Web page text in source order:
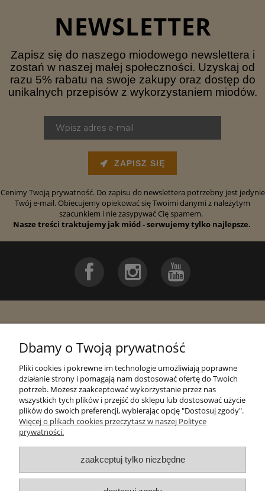
NEWSLETTER
Zapisz się do naszego miodowego newslettera i
zostań w naszej małej społeczności. Uzyskaj od
razu 5% rabatu na swoje zakupy oraz dostęp do
unikalnych przepisów z wykorzystaniem miodów.
ZAPISZ SIĘ
Cenimy Twoją prywatność. Do zapisu do newslettera potrzebny jest jedynie
Twój e-mail. Obiecujemy opiekować się Twoimi danymi z należytym
szacunkiem i nie zasypywać Cię spamem.
Nasze treści traktujemy jak miód - serwujemy tylko najlepsze.
Moje konto
Płatności i dostawa
Informacje
Dbamy o Twoją prywatność
Pliki cookies i pokrewne im technologie umożliwiają poprawne
działanie strony i pomagają nam dostosować ofertę do Twoich
potrzeb. Możesz zaakceptować wykorzystanie przez nas
wszystkich tych plików i przejść do sklepu lub dostosować użycie
plików do swoich preferencji, wybierając opcję "Dostosuj zgody".
Więcej o plikach cookies przeczytasz w naszej Polityce
prywatności.
zaakceptuj tylko niezbędne